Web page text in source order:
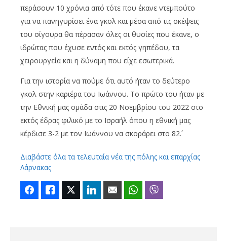
περάσουν 10 χρόνια από τότε που έκανε ντεμπούτο
για να πανηγυρίσει ένα γκολ και μέσα από τις σκέψεις
του σίγουρα θα πέρασαν όλες οι θυσίες που έκανε, ο
ιδρώτας που έχυσε εντός και εκτός γηπέδου, τα
χειρουργεία και η δύναμη που είχε εσωτερικά.
Για την ιστορία να πούμε ότι αυτό ήταν το δεύτερο
γκολ στην καριέρα του Ιωάννου. Το πρώτο του ήταν με
την Εθνική μας ομάδα στις 20 Νοεμβρίου του 2022 στο
εκτός έδρας φιλικό με το Ισραήλ όπου η εθνική μας
κέρδισε 3-2 με τον Ιωάννου να σκοράρει στο 82΄.
Διαβάστε όλα τα τελευταία νέα της πόλης και επαρχίας
Λάρνακας
FacebookLike Twitter LinkedIn Email WhatsApp